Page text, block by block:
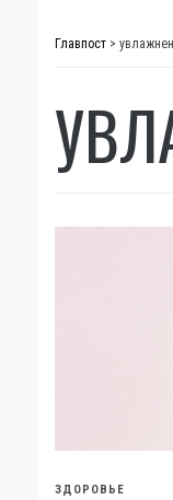
Главпост >
ЗДОРОВЬЕ